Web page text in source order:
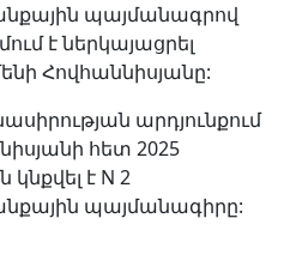
պայմանագրով
է ներկայացրել
Հովհաննիսյանը:
արդյունքում
հետ 2025
է N 2
պայմանագիրը: